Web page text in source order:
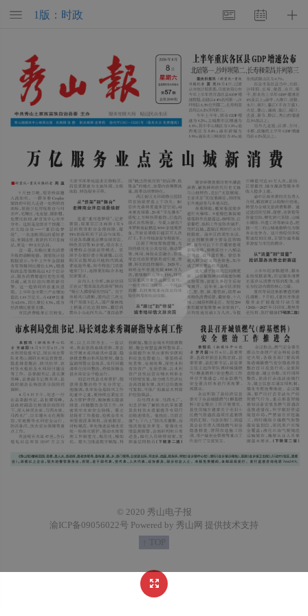
1版：时政
© 2020 秀山电子报
渝ICP备09056022号 Powered by 秀山网 提供技术支持
↑ TOP
https://demo.53bk.com/Content/weixinlogo.png
广州阅速软件科技有限公司开发的数字报发布软件，拥有独立自主知识产权，产品性能更好，用户轻松发布报纸电子版。
http://demo.53bk.com/m/content/2020-12/14